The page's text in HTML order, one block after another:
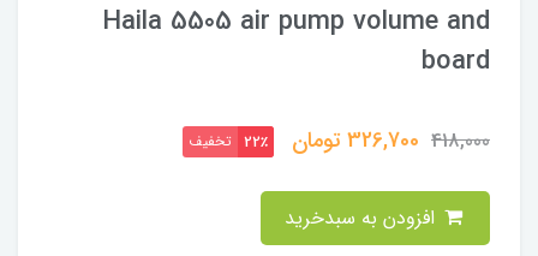
Haila 5505 air pump volume and
board
418,000
326,700تومان 22٪ تخفیف